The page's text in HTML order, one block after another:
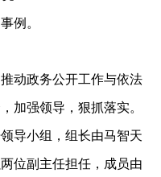
例。
动政务公开工作与依法
加强领导，狠抓落实。
导小组，组长由马智天
位副主任担任，成员由